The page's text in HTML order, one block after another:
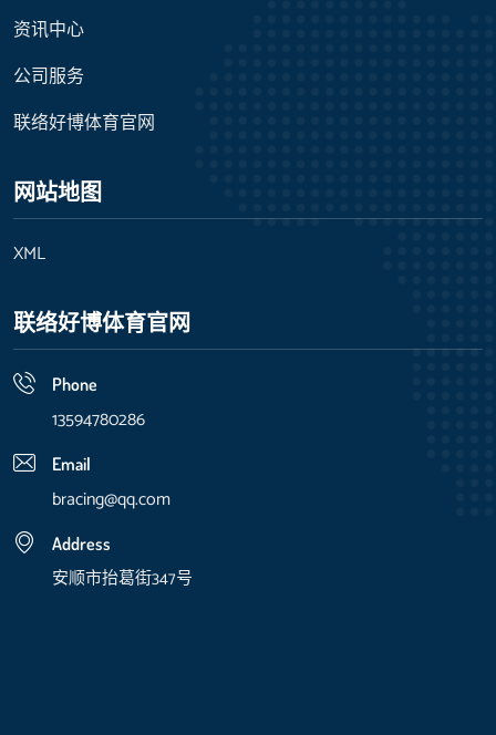
资讯中心
公司服务
联络好博体育官网
网站地图
XML
联络好博体育官网
Phone
13594780286
Email
bracing@qq.com
Address
安顺市抬葛街347号